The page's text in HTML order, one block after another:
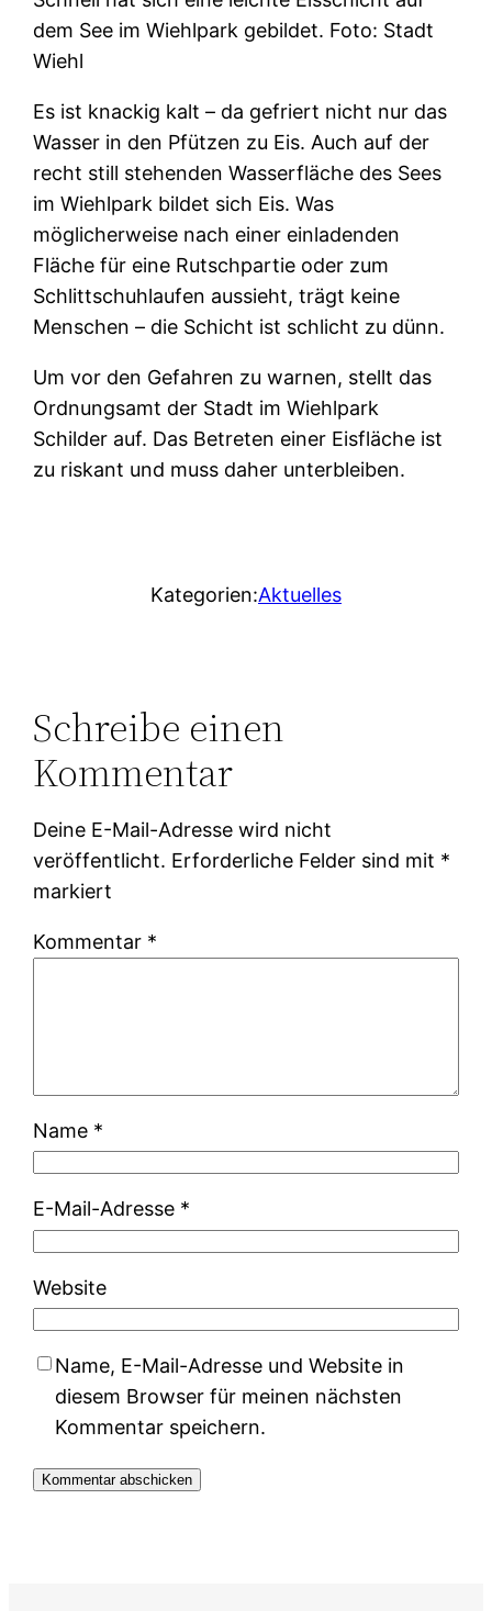
dem See im Wiehlpark gebildet. Foto: Stadt
Wiehl
Es ist knackig kalt – da gefriert nicht nur das
Wasser in den Pfützen zu Eis. Auch auf der
recht still stehenden Wasserfläche des Sees
im Wiehlpark bildet sich Eis. Was
möglicherweise nach einer einladenden
Fläche für eine Rutschpartie oder zum
Schlittschuhlaufen aussieht, trägt keine
Menschen – die Schicht ist schlicht zu dünn.
Um vor den Gefahren zu warnen, stellt das
Ordnungsamt der Stadt im Wiehlpark
Schilder auf. Das Betreten einer Eisfläche ist
zu riskant und muss daher unterbleiben.
Kategorien:Aktuelles
Schreibe einen
Kommentar
Deine E-Mail-Adresse wird nicht
veröffentlicht. Erforderliche Felder sind mit *
markiert
Kommentar *
Name *
E-Mail-Adresse *
Website
Name, E-Mail-Adresse und Website in
diesem Browser für meinen nächsten
Kommentar speichern.